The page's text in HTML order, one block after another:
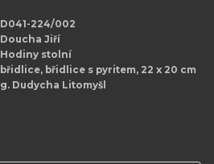
D041-224/002
Doucha Jiří
Hodiny stolní
břidlice, břidlice s pyritem, 22 x 20 cm
g. Dudycha Litomyšl